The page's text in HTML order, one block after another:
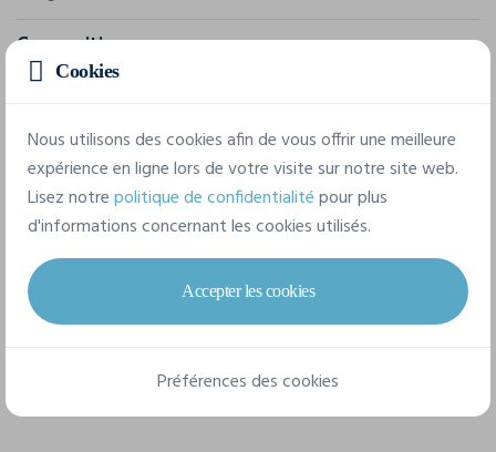
Composition
100% coton
6 tailles disponibles
S M L XL XXL
Fiche technique
Cookies
Nous utilisons des cookies afin de vous offrir une meilleure
expérience en ligne lors de votre visite sur notre site web.
Lisez notrepolitique de confidentialitépour plus
d'informations concernant les cookies utilisés.
Accepter les cookies
Préférences des cookies